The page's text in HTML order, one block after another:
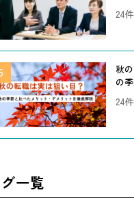
24
秋
の
24
一覧